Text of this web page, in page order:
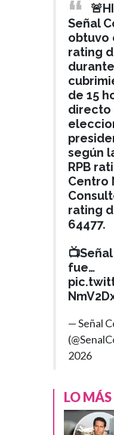
Señal
obtuvo
rating
de 15
directo
según
RPB
Centro
rating
64477.
fue…
— Señal
2026
LO